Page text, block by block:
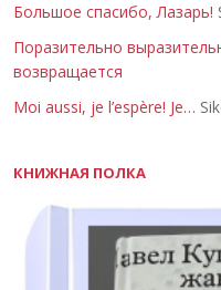
Большое спасибо, Лазарь!
Поразительно
возвращается
Moi aussi, je l’espère! Je…
КНИЖНАЯ ПОЛКА